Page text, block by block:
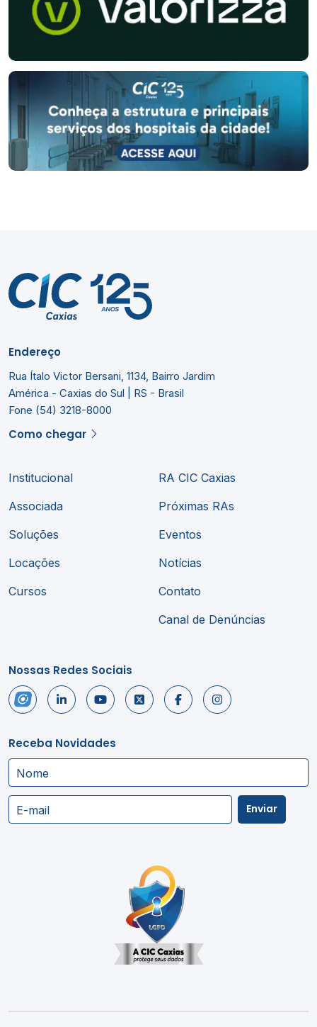
Endereço
Rua Ítalo Victor Bersani, 1134, Bairro Jardim
América - Caxias do Sul | RS - Brasil
Fone (54) 3218-8000
Como chegar
Institucional
Associada
Soluções
Locações
Cursos
RA CIC Caxias
Próximas RAs
Eventos
Notícias
Contato
Canal de Denúncias
Nossas Redes Sociais
Receba Novidades
Nome
E-mail Enviar